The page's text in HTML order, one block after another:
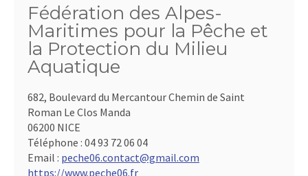
Fédération des Alpes-
Maritimes pour la Pêche et
la Protection du Milieu
Aquatique
682, Boulevard du Mercantour Chemin de Saint
Roman Le Clos Manda
06200 NICE
Téléphone : 04 93 72 06 04
Email : peche06.contact@gmail.com
https://www.peche06.fr